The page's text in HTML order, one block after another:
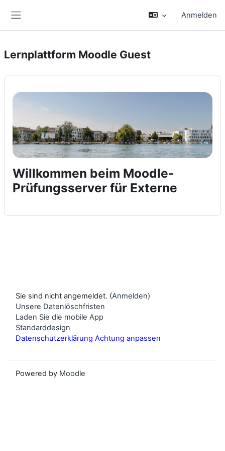
Anmelden
Lernplattform Moodle Guest
Willkommen beim Moodle-
Prüfungsserver für Externe
Sie sind nicht angemeldet. (Anmelden)
Unsere Datenlöschfristen
Laden Sie die mobile App
Standarddesign
Datenschutzerklärung Achtung anpassen
Powered by Moodle